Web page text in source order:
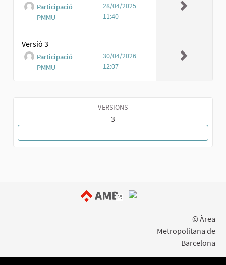
Participació
PMMU
28/04/2025
11:40
Versió 3
Participació
PMMU
30/04/2026
12:07
VERSIONS
3
© Àrea
Metropolitana de
Barcelona